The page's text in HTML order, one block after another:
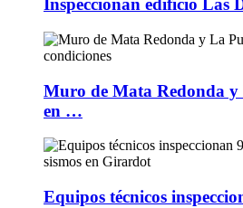
Inspeccionan edificio Las
Muro de Mata Redonda y
en …
Equipos técnicos